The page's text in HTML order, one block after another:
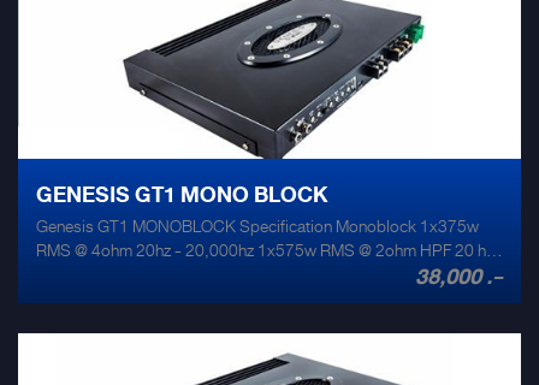
GENESIS GT1 MONO BLOCK
Genesis GT1 MONOBLOCK Specification Monoblock 1x375w
RMS @ 4ohm 20hz - 20,000hz 1x575w RMS @ 2ohm HPF 20 hz
300mm x 217mm x 38mm Weight 2.0kg Signal to noise ratio
38,000 .-